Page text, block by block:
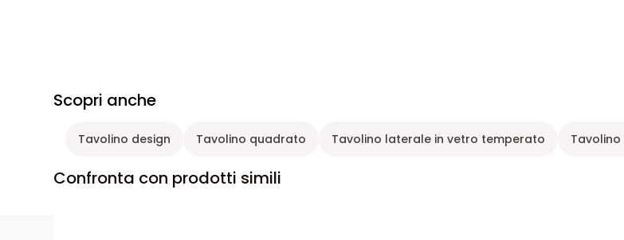
Scopri anche
Tavolino design Tavolino quadrato Tavolino laterale in vetro temperato
Confronta con prodotti simili